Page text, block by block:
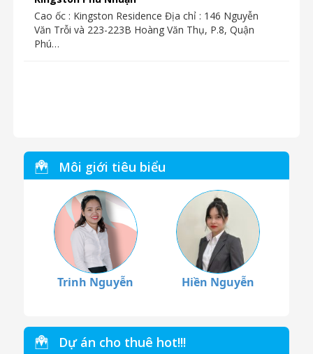
Cao ốc : Kingston Residence Địa chỉ : 146 Nguyễn
Văn Trỗi và 223-223B Hoàng Văn Thụ, P.8, Quận
Phú…
Môi giới tiêu biểu
Trinh Nguyễn Hiền Nguyễn
Dự án cho thuê hot!!!